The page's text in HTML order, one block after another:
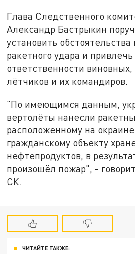
Глава Следственного
Александр Бастрыкин
установить обстоятельства
ракетного удара и привлечь
ответственности
лётчиков и их командиров.
"По имеющимся данным,
вертолёты нанесли
расположенному на
гражданскому объекту
нефтепродуктов, в
произошёл пожар", -
СК.
ЧИТАЙТЕ ТАКЖЕ: